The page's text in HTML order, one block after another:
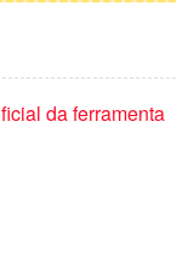
da ferramenta